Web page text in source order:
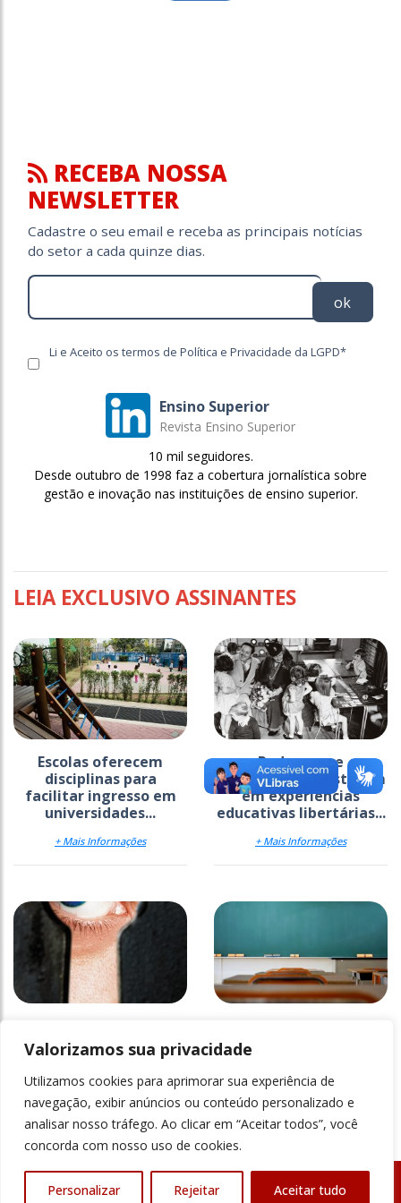
Valorizamos sua privacidade
Utilizamos cookies para aprimorar sua experiência de
navegação, exibir anúncios ou conteúdo personalizado e
analisar nosso tráfego. Ao clicar em “Aceitar todos”, você
concorda com nosso uso de cookies.
Personalizar Rejeitar Aceitar tudo
RECEBA NOSSA
NEWSLETTER
Cadastre o seu email e receba as principais notícias
do setor a cada quinze dias.
ok
Li e Aceito os termos de Política e Privacidade da LGPD*
Ensino Superior
Revista Ensino Superior
10 mil seguidores.
Desde outubro de 1998 faz a cobertura jornalística sobre
gestão e inovação nas instituições de ensino superior.
LEIA EXCLUSIVO ASSINANTES
Escolas oferecem
disciplinas para
facilitar ingresso em
universidades...
+ Mais Informações
Pedagoga e
psicanalista apostaram
em experiências
educativas libertárias...
+ Mais Informações
de influência do inglês?
+ Mais Informações + Mais Informações